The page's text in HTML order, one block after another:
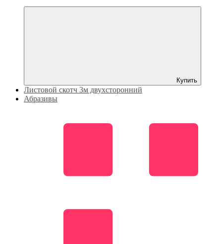
Купить
Листовой скотч 3м двухсторонний
Абразивы